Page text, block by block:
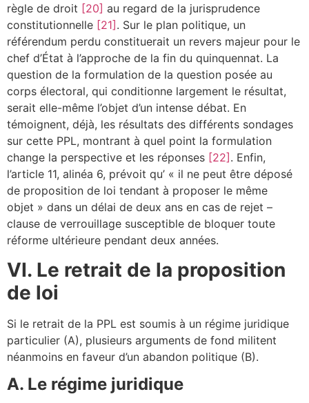
règle de droit [20] au regard de la jurisprudence
constitutionnelle [21] . Sur le plan politique, un
référendum perdu constituerait un revers majeur pour le
chef d’État à l’approche de la fin du quinquennat. La
question de la formulation de la question posée au
corps électoral, qui conditionne largement le résultat,
serait elle-même l’objet d’un intense débat. En
témoignent, déjà, les résultats des différents sondages
sur cette PPL, montrant à quel point la formulation
change la perspective et les réponses [22] . Enfin,
l’article 11, alinéa 6, prévoit qu’ « il ne peut être déposé
de proposition de loi tendant à proposer le même
objet » dans un délai de deux ans en cas de rejet –
clause de verrouillage susceptible de bloquer toute
réforme ultérieure pendant deux années.
VI. Le retrait de la proposition
de loi
Si le retrait de la PPL est soumis à un régime juridique
particulier (A), plusieurs arguments de fond militent
néanmoins en faveur d’un abandon politique (B).
A. Le régime juridique